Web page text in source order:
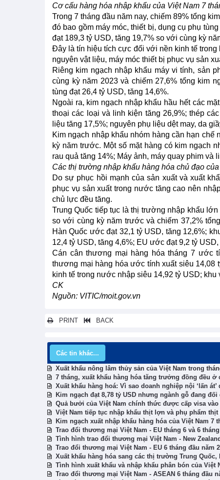
Cơ cấu hàng hóa nhập khẩu của Việt Nam 7
Trong 7 tháng đầu năm nay, chiếm 89% tổng
đó bao gồm máy móc, thiết bị, dụng cụ phụ
đạt 189,3 tỷ USD, tăng 19,7% so với cùng kỳ
Đây là tín hiệu tích cực đối với nền kinh tế
nguyên vật liệu, máy móc thiết bị phục vụ sản
Riêng kim ngạch nhập khẩu máy vi tính, sản
cùng kỳ năm 2023 và chiếm 27,6% tổng kim
tùng đạt 26,4 tỷ USD, tăng 14,6%.
Ngoài ra, kim ngạch nhập khẩu hầu hết các
thoại các loại và linh kiện tăng 26,9%; thép
liệu tăng 17,5%; nguyên phụ liệu dệt may, da
Kim ngạch nhập khẩu nhóm hàng cần hạn
kỳ năm trước. Một số mặt hàng có kim ngạch
rau quả tăng 14%; Máy ảnh, máy quay phim và
Các thị trường nhập khẩu hàng hóa chủ đạo
Do sự phục hồi mạnh của sản xuất và xuất
phục vụ sản xuất trong nước tăng cao nên
chủ lực đều tăng.
Trung Quốc tiếp tục là thị trường nhập khẩu
so với cùng kỳ năm trước và chiếm 37,2%
Hàn Quốc ước đạt 32,1 tỷ USD, tăng 12,6%;
12,4 tỷ USD, tăng 4,6%; EU ước đạt 9,2 tỷ
Cán cân thương mại hàng hóa tháng 7 ước
thương mại hàng hóa ước tính xuất siêu 14,08
kinh tế trong nước nhập siêu 14,92 tỷ USD;
CK
Nguồn: VITIC/moit.gov.vn
PRINT BACK
Các tin khác...
Xuất khẩu nông lâm thủy sản của Việt Nam trong
7 tháng, xuất khẩu hàng hóa tăng trưởng đồng đều ở
Xuất khẩu hàng hoá: Vì sao doanh nghiệp nội ‘lấn át’
Kim ngạch đạt 8,78 tỷ USD nhưng ngành gỗ đang
Quả bưởi của Việt Nam chính thức được cấp visa
Việt Nam tiếp tục nhập khẩu thịt lợn và phụ phẩm
Kim ngạch xuất nhập khẩu hàng hóa của Việt Nam 7
Trao đổi thương mại Việt Nam - EU tháng 6 và 6
Tình hình trao đổi thương mại Việt Nam - New
Trao đổi thương mại Việt Nam - EU 6 tháng đầu năm
Xuất khẩu hàng hóa sang các thị trường Trung Quốc,
Tình hình xuất khẩu và nhập khẩu phân bón của Việt
Trao đổi thương mại Việt Nam - ASEAN 6 tháng đầu